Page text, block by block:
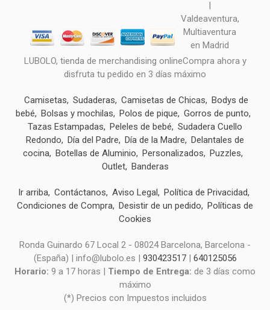
LUBOLO, tienda de merchandising onlineCompra ahora y
disfruta tu pedido en 3 días máximo
Camisetas Sudaderas Camisetas de Chicas
Bodys de
bebé
Bolsas y mochilas Polos de pique
Gorros de punto
Tazas Estampadas
Peleles de bebé
Sudadera Cuello
Redondo
Día del Padre Día de la Madre
Delantales de
cocina
Botellas de Aluminio Personalizados
Puzzles
Outlet
Banderas
Ir arriba Contáctanos Aviso Legal
Política de Privacidad
Condiciones de Compra
Desistir de un pedido
Políticas de
Cookies
Ronda Guinardo 67 Local 2 - 08024 Barcelona, Barcelona -
(España) | info@lubolo.es | 930423517| 640125056
Horario: 9 a 17 horas | Tiempo de Entrega: de 3 días como
máximo
(*) Precios con Impuestos incluidos